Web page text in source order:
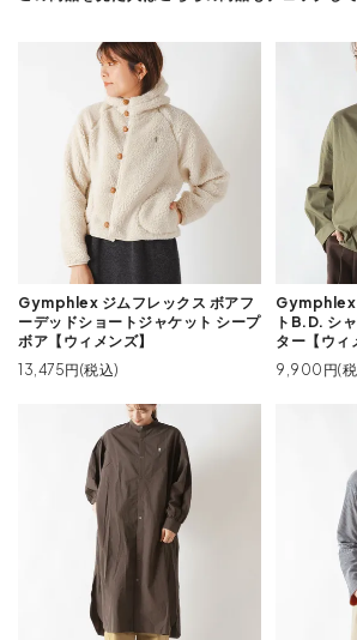
Gymphlex ジムフレックス ボアフ
ーデッドショートジャケット シープ
ボア【ウィメンズ】
13,475円(税込)
Gymphlex
トB.D. シ
ター【ウィ
9,900円(